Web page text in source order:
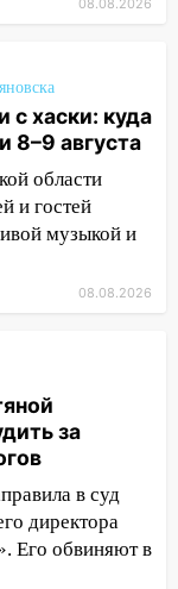
органов
шесть
08.08.2026
с хаски: куда
8–9 августа
области
и гостей
музыкой и
08.08.2026
за
в суд
директора
Его обвиняют в